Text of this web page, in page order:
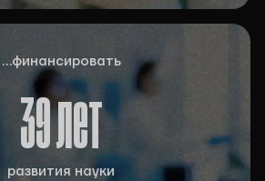
...финансировать
39лет
развития науки